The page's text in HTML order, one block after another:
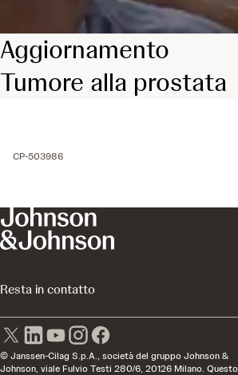
Aggiornamento
Tumore alla prostata
CP-503986
Resta in contatto
© Janssen-Cilag S.p.A., società del gruppo Johnson &
Johnson, viale Fulvio Testi 280/6, 20126 Milano. Questo